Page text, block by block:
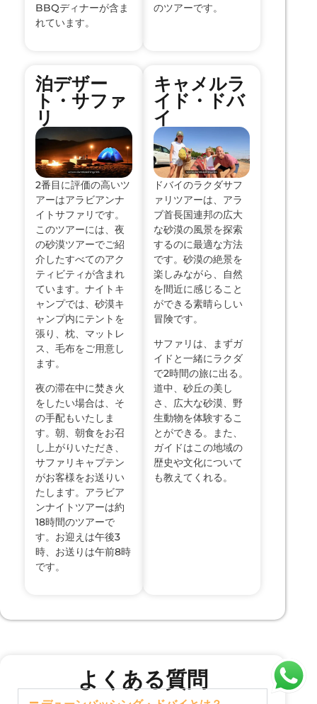
BBQディナーが含ま
れています。
のツアーです。
泊デザー
ト・サファ
リ
2番目に評価の高いツ
アーはアラビアンナ
イトサファリです。
このツアーには、夜
の砂漠ツアーでご紹
介したすべてのアク
ティビティが含まれ
ています。ナイトキ
ャンプでは、砂漠キ
ャンプ内にテントを
張り、枕、マットレ
ス、毛布をご用意し
ます。
夜の滞在中に焚き火
をしたい場合は、そ
の手配もいたしま
す。朝、朝食をお召
し上がりいただき、
サファリキャプテン
がお客様をお送りい
たします。アラビア
ンナイトツアーは約
18時間のツアーで
す。お迎えは午後3
時、お送りは午前8時
です。
キャメルラ
イド・ドバ
イ
ドバイのラクダサフ
ァリツアーは、アラ
ブ首長国連邦の広大
な砂漠の風景を探索
するのに最適な方法
です。砂漠の絶景を
楽しみながら、自然
を間近に感じること
ができる素晴らしい
冒険です。
サファリは、まずガ
イドと一緒にラクダ
で2時間の旅に出る。
道中、砂丘の美し
さ、広大な砂漠、野
生動物を体験するこ
とができる。また、
ガイドはこの地域の
歴史や文化について
も教えてくれる。
よくある質問